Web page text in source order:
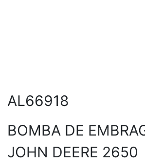
AL66918
BOMBA DE
JOHN DEERE 2650